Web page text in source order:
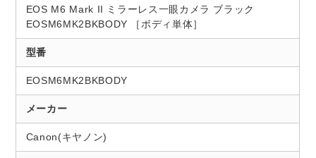
EOS M6 Mark II ミラーレス一眼カメラ ブラック
EOSM6MK2BKBODY ［ボディ単体］
型番
EOSM6MK2BKBODY
メーカー
Canon(キヤノン)